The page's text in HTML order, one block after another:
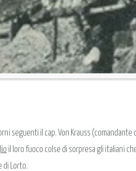
seguenti il cap. Von Krauss
il loro fuoco colse di sorpresa gli italiani
di Lorto.